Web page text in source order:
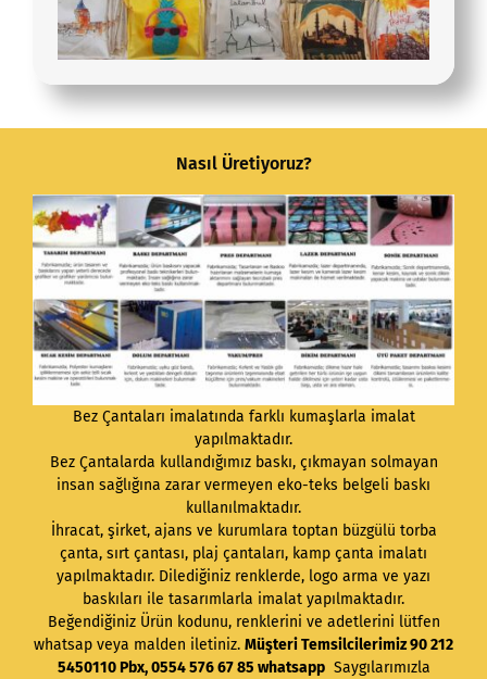
Nasıl Üretiyoruz?
Bez Çantaları imalatında farklı kumaşlarla imalat
yapılmaktadır.
Bez Çantalarda kullandığımız baskı, çıkmayan solmayan
insan sağlığına zarar vermeyen eko-teks belgeli baskı
kullanılmaktadır.
İhracat, şirket, ajans ve kurumlara toptan büzgülü torba
çanta, sırt çantası, plaj çantaları, kamp çanta imalatı
yapılmaktadır. Dilediğiniz renklerde, logo arma ve yazı
baskıları ile tasarımlarla imalat yapılmaktadır.
Beğendiğiniz Ürün kodunu, renklerini ve adetlerini lütfen
whatsap veya malden iletiniz. Müşteri Temsilcilerimiz 90 212
5450110 Pbx, 0554 576 67 85 whatsappSaygılarımızla